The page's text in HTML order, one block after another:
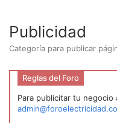
Publicidad
Categoría para publicar
Reglas del Foro
Para publicitar tu